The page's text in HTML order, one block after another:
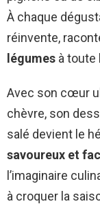
À chaque
réinvente,
légumes à toute
Avec son cœur
chèvre, son
salé devient le
savoureux et
l’imaginaire
à croquer la